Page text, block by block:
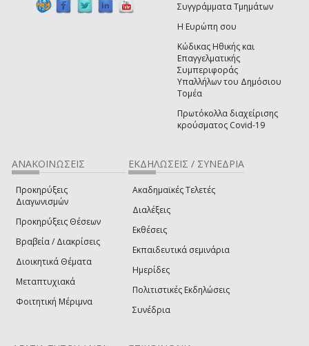
Συγγράμματα Τμημάτων
Η Ευρώπη σου
Κώδικας Ηθικής και
Επαγγελματικής
Συμπεριφοράς
Υπαλλήλων του Δημόσιου
Τομέα
Πρωτόκολλα διαχείρισης
κρούσματος Covid-19
ΑΝΑΚΟΙΝΩΣΕΙΣ
Προκηρύξεις
Διαγωνισμών
Προκηρύξεις Θέσεων
Βραβεία / Διακρίσεις
Διοικητικά Θέματα
Μεταπτυχιακά
Φοιτητική Μέριμνα
ΕΚΔΗΛΩΣΕΙΣ / ΣΥΝΕΔΡΙΑ
Ακαδημαϊκές Τελετές
Διαλέξεις
Εκθέσεις
Εκπαιδευτικά σεμινάρια
Ημερίδες
Πολιτιστικές Εκδηλώσεις
Συνέδρια